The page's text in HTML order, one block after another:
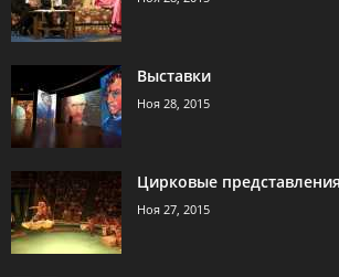
Выставки
Ноя 28, 2015
Цирковые представления
Ноя 27, 2015